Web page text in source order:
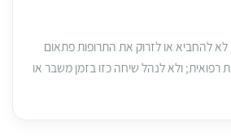
להחביא או לזרוק את התרופות פתאום
ולא לנהל שיחה כזו בזמן משבר או